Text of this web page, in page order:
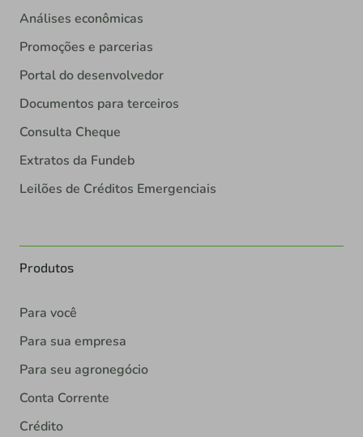
Análises econômicas
Promoções e parcerias
Portal do desenvolvedor
Documentos para terceiros
Consulta Cheque
Extratos da Fundeb
Leilões de Créditos Emergenciais
Produtos
Para você
Para sua empresa
Para seu agronegócio
Conta Corrente
Crédito